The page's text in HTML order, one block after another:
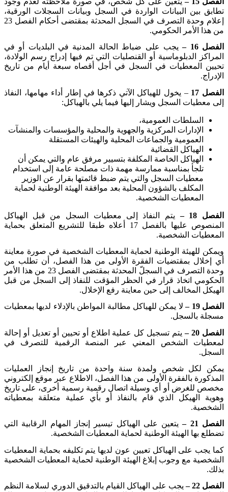
تطابق بين البيانات الواردة في السجل وبيانات السجلات الورقية،
إعلام وحدة التصرف في السجل المحدثة بمقتضى أحكام الفصل 23
من هذا الأمر الحكومي.
الفصل 16 –
يجب على ضباط الحالة المدنية في البلديات أو في
المراكز الدبلوماسية أو القنصليات التي تم فيها إدراج رسم الولادة،
تحيين المعطيات في السجل في أجل أقصاه سبعة أيام من تاريخ
الإدراج.
الفصل 17
– يخول للهياكل الآتي ذكرها في إطار أداء مهامها، النفاذ
إلى معطيات السجل ويشار إليها فيما يلي بالهياكل:
السلطات العمومية،
الإدارات المركزية والجهوية والمحلية والمؤسسات والمنشآت
العمومية والجماعات المحلية والهيئات المستقلة
الهياكل القضائية
الهياكل الخاصة المكلفة بتسيير مرفق عام والتي يمكن أن
تلجأ بمناسبة ممارسة مهمة ذات مصلحة عامة إلى استخدام
معطيات السجل والتي يتم ضبط قائمتها بقرار عن الوزير
المكلف بالشؤون المحلية بعد موافقة الهيئة الوطنية لحماية
المعطيات الشخصية.
الفصل 18 –
يتم النفاذ إلى معطيات السجل من قبل الهياكل
المنصوص عليها بالفصل 17 أعلاه طبقا للتشريع المتعلق بحماية
المعطيات الشخصية.
ويمكن للهيئة الوطنية لحماية المعطيات الشخصية في صورة معاينة
أي إخلال بمقتضيات الفقرة الأولى من هذا الفصل، أن تطلب من
وحدة التصرف في السجلّ المحدثة بمقتضى الفصل 23 من هذا الأمر
الحكومي اتخاذ قرار في الحظر المؤقت للنفاذ إلى السجل من قبل
الهيكل المخالف إلى حين معاينة رفع الإخلال.
الفصل 19 –
لا يمكن للهياكل مطالبة المواطن بالإدلاء لديها بمعطيات
مسجلة بالسجل.
الفصل 20 –
يتم تسجيل كل عملية اطلاع أو تحيين أو تعديل أو إحالة
لمعطيات الشخص المعني عبر المنصة الرقمية للتصرف في
السجل.
يمكن لكل شخص ولمدة سنة واحدة من تاريخ إنجاز العمليات
المذكورة بالفقرة الأولى من هذا الفصل، الاطلاع عبر موقع إلكتروني
مخصص للغرض أو أي وسيلة اتصال رقمية رسمية أخرى، على تاريخ
وهوية الهيكل الذي قام بالنفاذ أو بأي عملية متعلقة بمعطياته
الشخصية.
الفصل 21 –
يتعين على الهياكل تيسير إنجاز المهام الرقابية التي
تضطلع بها الهيئة الوطنية لحماية المعطيات الشخصية.
كما يجب على الهياكل تعيين عون لديها يتم تكليفه بحماية المعطيات
الشخصية مع وجوب إبلاغ الهيئة الوطنية لحماية المعطيات الشخصية
بذلك.
الفصل 22 –
يجب على الهياكل القيام بالتدقيق الدوري لسلامة النظم